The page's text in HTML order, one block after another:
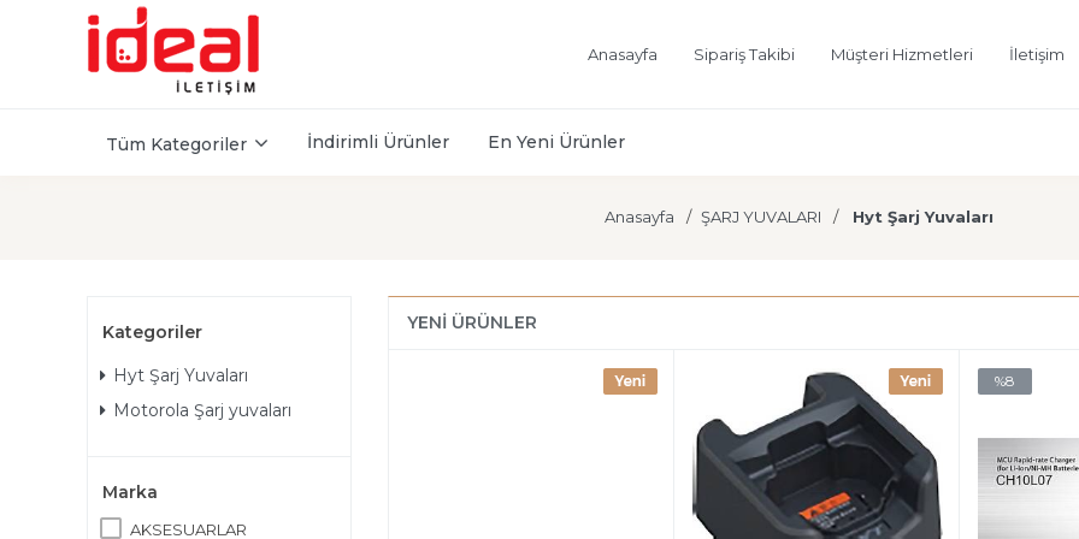
Anasayfa Sipariş Takibi Müşteri Hizmetleri İletişim
Tüm Kategoriler İndirimli Ürünler En Yeni Ürünler
Anasayfa ŞARJ YUVALARI Hyt Şarj Yuvaları
Kategoriler
Hyt Şarj Yuvaları
Motorola Şarj yuvaları
Marka
AKSESUARLAR
YENI ÜRÜNLER
%8